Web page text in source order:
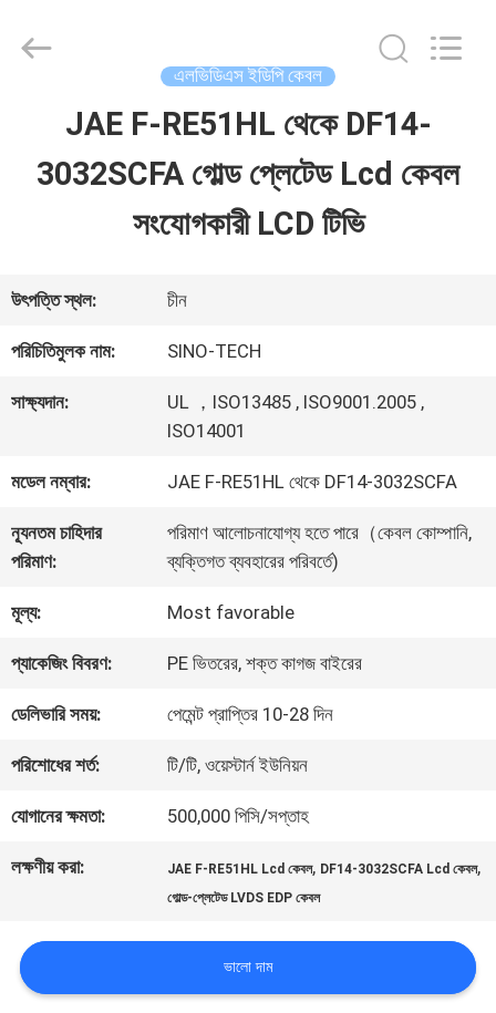
ভিডিও
আমাদের
সম্বন্ধে
কারখানা
পরিদর্শন
গুণমান
নিয়ন্ত্রণ
আমাদের
সাথে
যোগাযোগ
খবর
Media
Reserved.
এলভিডিএস ইডিপি কেবল
JAE F-RE51HL থেকে DF14-
3032SCFA গোল্ড প্লেটেড Lcd কেবল
সংযোগকারী LCD টিভি
উৎপত্তি স্থল: চীন
পরিচিতিমুলক নাম: SINO-TECH
সাক্ষ্যদান:
UL ，ISO13485 , ISO9001.2005 ,
ISO14001
মডেল নম্বার: JAE F-RE51HL থেকে DF14-3032SCFA
ন্যূনতম চাহিদার
পরিমাণ:
পরিমাণ আলোচনাযোগ্য হতে পারে（কেবল কোম্পানি,
ব্যক্তিগত ব্যবহারের পরিবর্তে)
মূল্য: Most favorable
প্যাকেজিং বিবরণ: PE ভিতরের, শক্ত কাগজ বাইরের
ডেলিভারি সময়: পেমেন্ট প্রাপ্তির 10-28 দিন
পরিশোধের শর্ত: টি/টি, ওয়েস্টার্ন ইউনিয়ন
যোগানের ক্ষমতা: 500,000 পিসি/সপ্তাহ
লক্ষণীয় করা: JAE F-RE51HL Lcd কেবল, DF14-3032SCFA Lcd কেবল,
গোল্ড-প্লেটেড LVDS EDP কেবল
ভালো দাম